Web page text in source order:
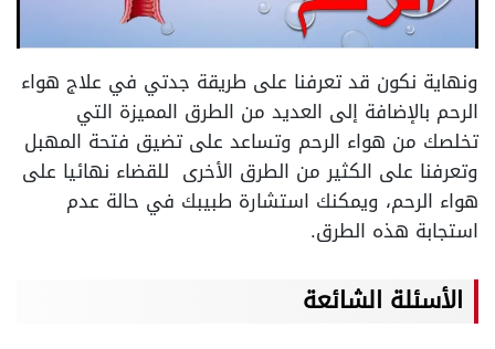
ونهاية نكون قد تعرفنا على طريقة جدتي في علاج هواء
الرحم بالإضافة إلى العديد من الطرق المميزة التي
تخلصك من هواء الرحم وتساعد على تضيق فتحة المهبل
وتعرفنا على الكثير من الطرق الأخرى للقضاء نهائيا على
هواء الرحم، ويمكنك استشارة طبيبك في حالة عدم
استجابة هذه الطرق.
الأسئلة الشائعة